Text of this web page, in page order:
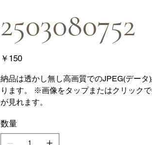
2503080752
価
格
￥150
納品は透かし無し高画質でのJPEG(データ
ります。 ※画像をタップまたはクリック
が見れます。
数量